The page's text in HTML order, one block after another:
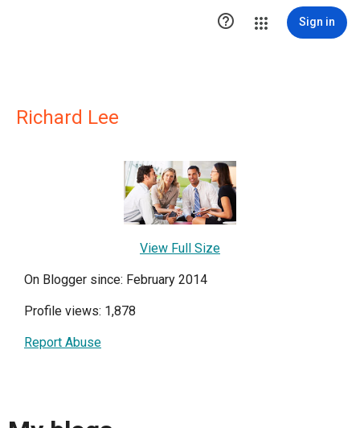
 Sign in
Richard Lee
View Full Size
On Blogger since: February 2014
Profile views: 1,878
Report Abuse